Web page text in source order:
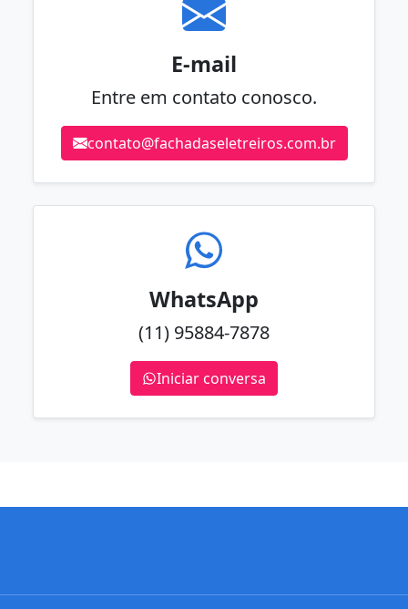
E-mail
Entre em contato conosco.
contato@fachadaseletreiros.com.br
WhatsApp
(11) 95884-7878
Iniciar conversa